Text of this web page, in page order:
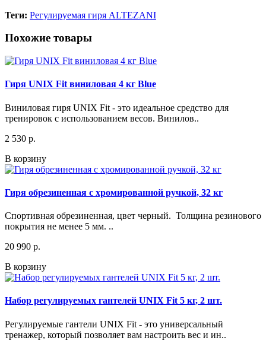
Теги: Регулируемая гиря ALTEZANI
Похожие товары
Гиря UNIX Fit виниловая 4 кг Blue
Виниловая гиря UNIX Fit - это идеальное средство для
тренировок с использованием весов. Винилов..
2 530 р.
В корзину
Гиря обрезиненная с хромированной ручкой, 32 кг
Спортивная обрезиненная, цвет черный. Толщина резинового
покрытия не менее 5 мм. ..
20 990 р.
В корзину
Набор регулируемых гантелей UNIX Fit 5 кг, 2 шт.
Регулируемые гантели UNIX Fit - это универсальный
тренажер, который позволяет вам настроить вес и ин..